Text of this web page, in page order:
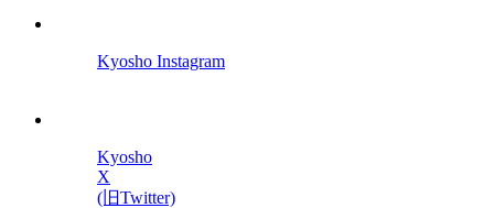
Kyosho Instagram
Kyosho
X
(旧Twitter)